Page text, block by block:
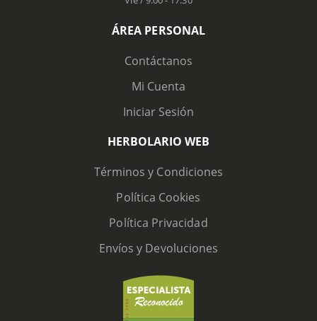
ÁREA PERSONAL
Contáctanos
Mi Cuenta
Iniciar Sesión
HERBOLARIO WEB
Términos y Condiciones
Política Cookies
Política Privacidad
Envíos y Devoluciones